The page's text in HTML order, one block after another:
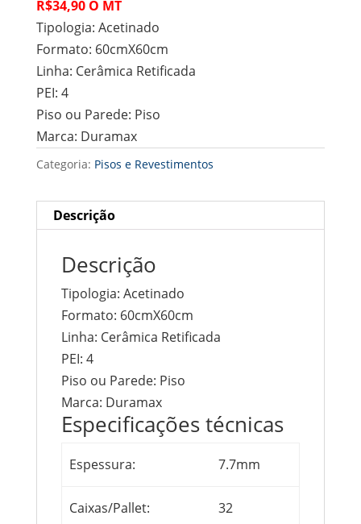
R$34,90 O MT
Tipologia: Acetinado
Formato: 60cmX60cm
Linha: Cerâmica Retificada
PEI: 4
Piso ou Parede: Piso
Marca: Duramax
Categoria: Pisos e Revestimentos
Descrição
Descrição
Tipologia: Acetinado
Formato: 60cmX60cm
Linha: Cerâmica Retificada
PEI: 4
Piso ou Parede: Piso
Marca: Duramax
Especificações técnicas
Espessura: 7.7mm
Caixas/Pallet: 32